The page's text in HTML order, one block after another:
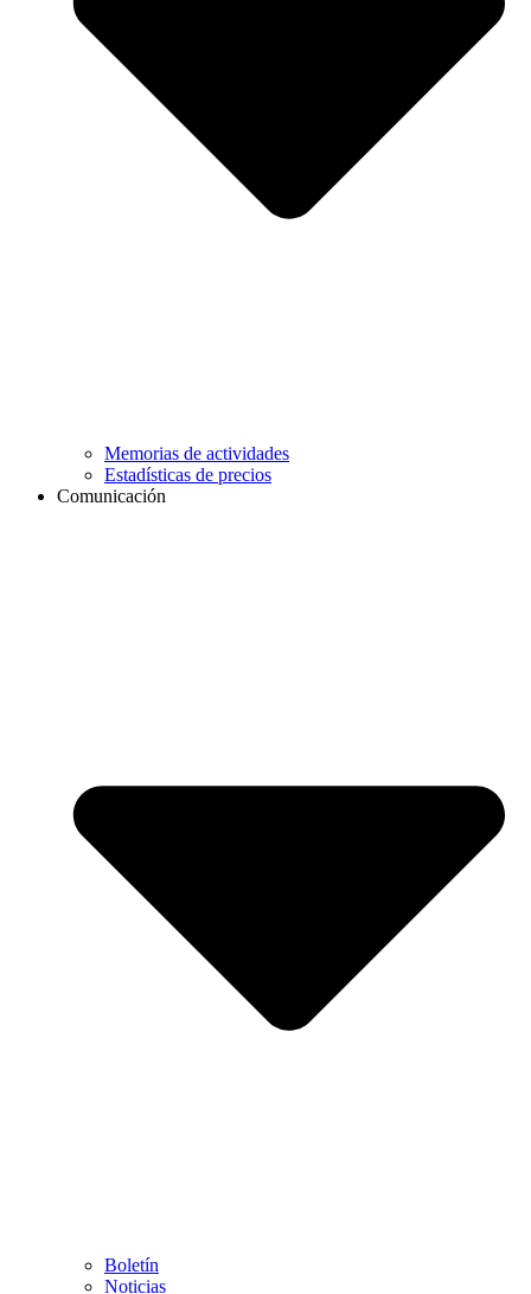
Memorias de actividades
Estadísticas de precios
Comunicación
Boletín
Noticias